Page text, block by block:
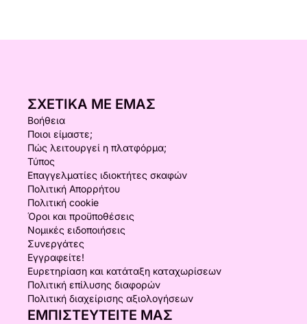
ΣΧΕΤΙΚΆ ΜΕ ΕΜΆΣ
Βοήθεια
Ποιοι είμαστε;
Πώς λειτουργεί η πλατφόρμα;
Τύπος
Επαγγελματίες ιδιοκτήτες σκαφών
Πολιτική Απορρήτου
Πολιτική cookie
Όροι και προϋποθέσεις
Νομικές ειδοποιήσεις
Συνεργάτες
Εγγραφείτε!
Ευρετηρίαση και κατάταξη καταχωρίσεων
Πολιτική επίλυσης διαφορών
Πολιτική διαχείρισης αξιολογήσεων
ΕΜΠΙΣΤΕΥΤΕΊΤΕ ΜΑΣ